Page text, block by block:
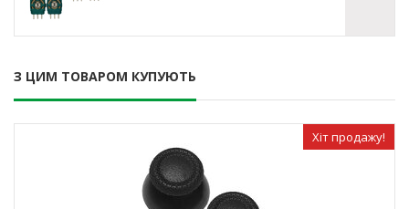
З ЦИМ ТОВАРОМ КУПУЮТЬ
Хіт продажу!